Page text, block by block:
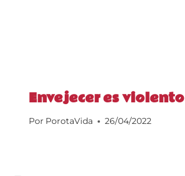
Envejecer es violento
Por PorotaVida 26/04/2022